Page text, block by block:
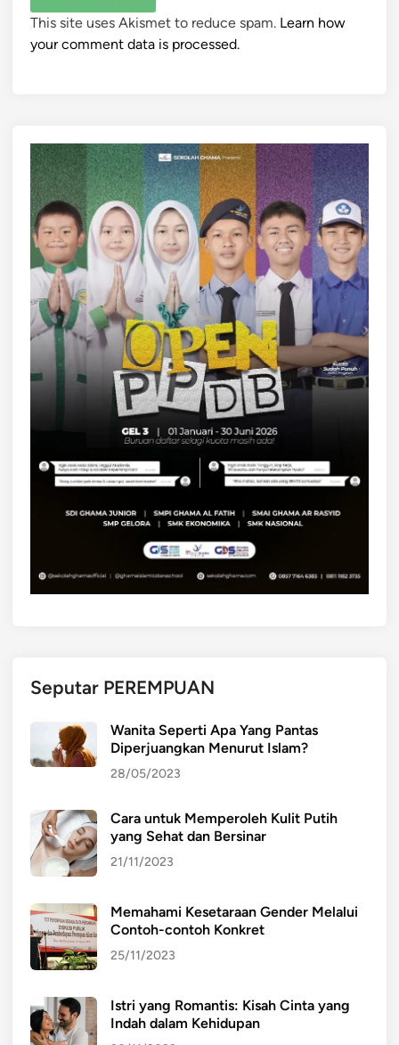
This site uses Akismet to reduce spam. Learn how
your comment data is processed.
Seputar PEREMPUAN
Wanita Seperti Apa Yang Pantas
Diperjuangkan Menurut Islam?
28/05/2023
Cara untuk Memperoleh Kulit Putih
yang Sehat dan Bersinar
21/11/2023
Memahami Kesetaraan Gender Melalui
Contoh-contoh Konkret
25/11/2023
Istri yang Romantis: Kisah Cinta yang
Indah dalam Kehidupan